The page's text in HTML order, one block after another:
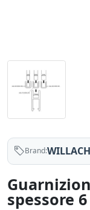
Brand:WILLACH
spessore